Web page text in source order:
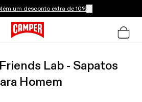
um desconto extra de 10%
Lab - Sapatos
Homem